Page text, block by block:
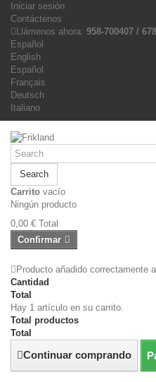
Iniciar sesión
Contáctenos
Llámenos ahora: 958-700407 /
Español
English
Español
Français
Deutsch
Italiano
Search
Carrito vacío
Ningún producto
0,00 € Total
Confirmar
Producto añadido correctamente
Cantidad
Total
Hay 1 artículo en su carrito.
Total productos
Total
Continuar comprando